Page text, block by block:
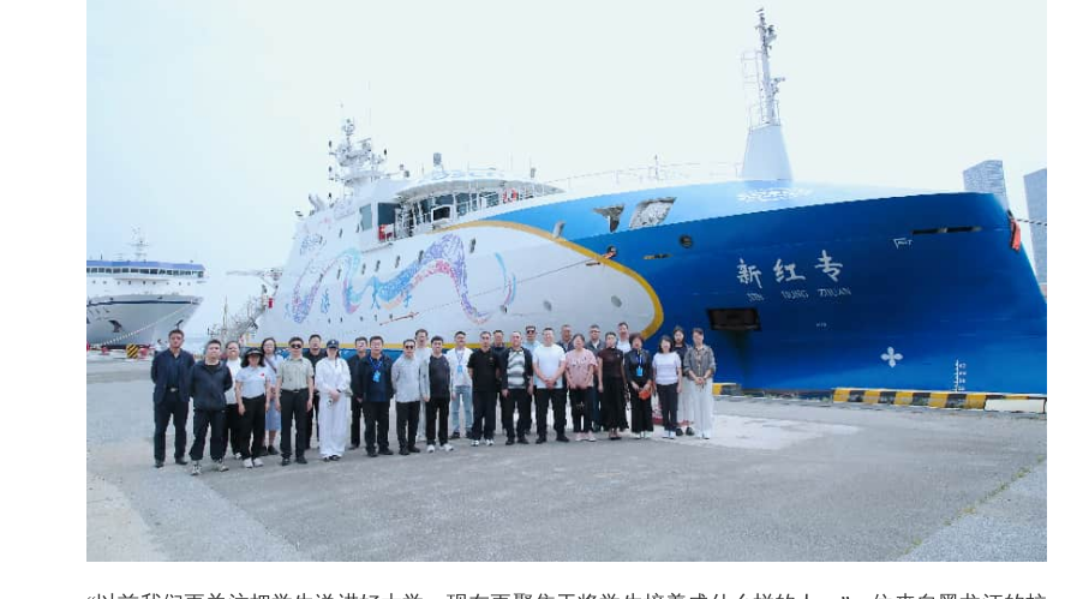
2026年中国航海日论坛 交通运输执法“我是大队长”主题活动